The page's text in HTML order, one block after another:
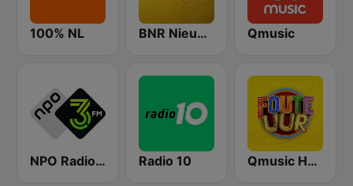
100% NL BNR Nieuwsradio Qmusic
NPO Radio 3FM Radio 10 Qmusic Het Foute Uur